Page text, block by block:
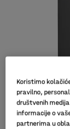
Koristimo
pravilno,
društvenih
informacije o
partnerima u